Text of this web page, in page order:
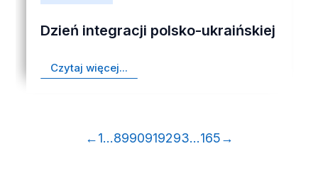
Dzień integracji polsko-ukraińskiej
Czytaj więcej...
←1…8990919293…165→